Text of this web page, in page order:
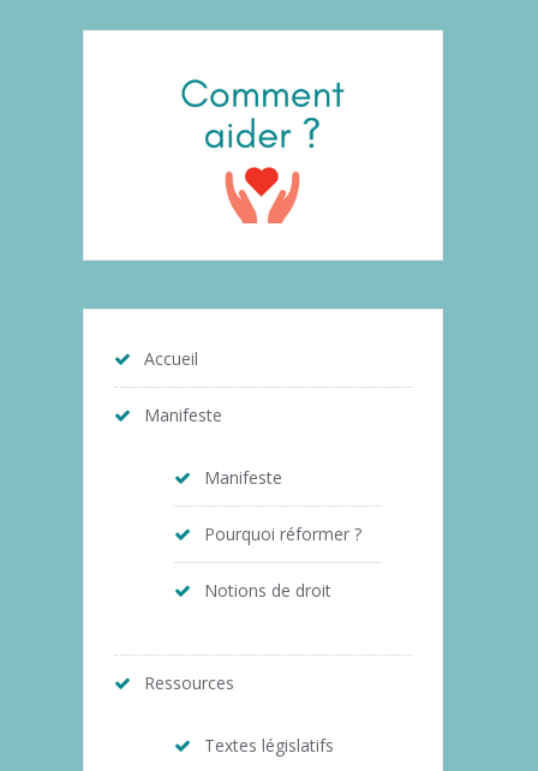
Accueil
Manifeste
Manifeste
Pourquoi réformer ?
Notions de droit
Ressources
Textes législatifs